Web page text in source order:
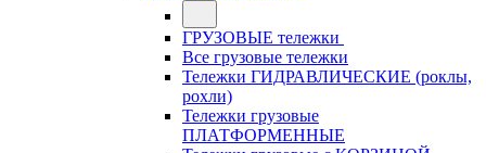
ГРУЗОВЫЕ тележки
Все грузовые тележки
Тележки ГИДРАВЛИЧЕСКИЕ (роклы,
рохли)
Тележки грузовые
ПЛАТФОРМЕННЫЕ